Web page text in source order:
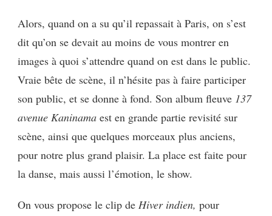
À
PARIS
Alors, quand on a su qu’il repassait à Paris, on s’est
dit qu’on se devait au moins de vous montrer en
images à quoi s’attendre quand on est dans le public.
Vraie bête de scène, il n’hésite pas à faire participer
son public, et se donne à fond. Son album fleuve 137
avenue Kaninama est en grande partie revisité sur
scène, ainsi que quelques morceaux plus anciens,
pour notre plus grand plaisir. La place est faite pour
la danse, mais aussi l’émotion, le show.
On vous propose le clip de Hiver indien, pour